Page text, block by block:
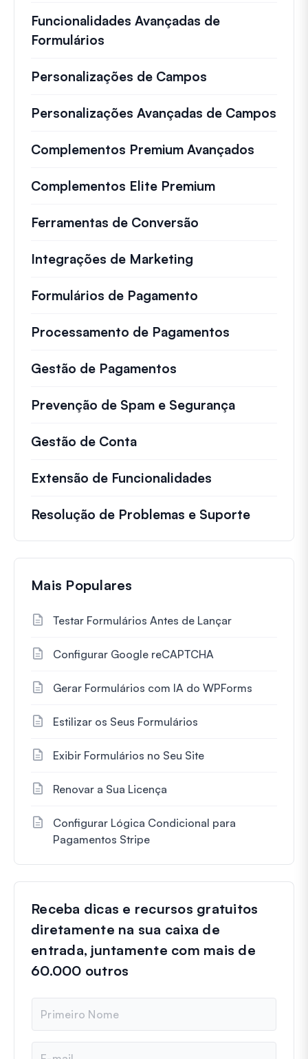
Funcionalidades Avançadas de
Formulários
Personalizações de Campos
Personalizações Avançadas de Campos
Complementos Premium Avançados
Complementos Elite Premium
Ferramentas de Conversão
Integrações de Marketing
Formulários de Pagamento
Processamento de Pagamentos
Gestão de Pagamentos
Prevenção de Spam e Segurança
Gestão de Conta
Extensão de Funcionalidades
Resolução de Problemas e Suporte
Mais Populares
Testar Formulários Antes de Lançar
Configurar Google reCAPTCHA
Gerar Formulários com IA do WPForms
Estilizar os Seus Formulários
Exibir Formulários no Seu Site
Renovar a Sua Licença
Configurar Lógica Condicional para
Pagamentos Stripe
Receba dicas e recursos gratuitos
diretamente na sua caixa de
entrada, juntamente com mais de
60.000 outros
m
e